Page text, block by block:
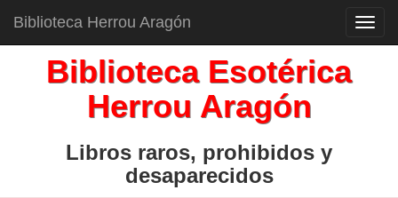
Biblioteca Herrou Aragón
Biblioteca Esotérica
Herrou Aragón
Libros raros, prohibidos y
desaparecidos